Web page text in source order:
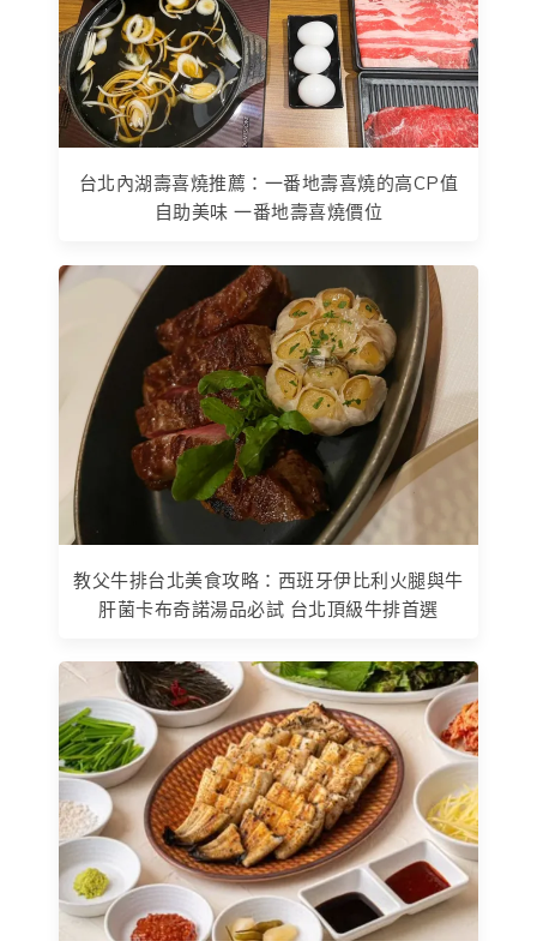
台北內湖壽喜燒推薦：一番地壽喜燒的高CP值
自助美味 一番地壽喜燒價位
教父牛排台北美食攻略：西班牙伊比利火腿與牛
肝菌卡布奇諾湯品必試 台北頂級牛排首選